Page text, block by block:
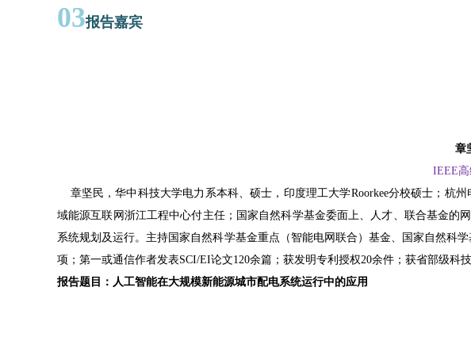
03报告嘉宾
章
IEEE
章坚民，华中科技大学电力系本科、硕士，印度理工大学Roorkee分校硕士；杭
域能源互联网浙江工程中心付主任；国家自然科学基金委面上、人才、联合基金
系统规划及运行。主持国家自然科学基金重点（智能电网联合）基金、国家自然科
项；第一或通信作者发表SCI/EI论文120余篇；获发明专利授权20余件；获省部级科
报告题目：人工智能在大规模新能源城市配电系统运行中的应用